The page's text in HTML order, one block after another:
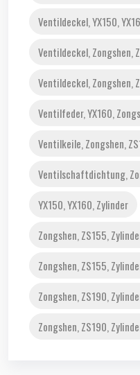
Ventildeckel, YX150,
Ventildeckel, Zongshen,
Ventildeckel, Zongshen,
Ventilfeder, YX160,
Ventilkeile, Zongshen,
Ventilschaftdichtung,
YX150, YX160, Zylinder
Zongshen, ZS155,
Zongshen, ZS155,
Zongshen, ZS190,
Zongshen, ZS190,